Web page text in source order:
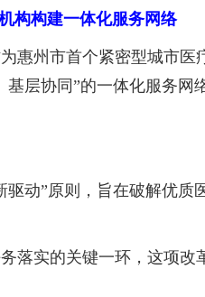
构构建一体化服务网络
州市首个紧密型城市医
层协同”的一体化服务
”原则，旨在破解优质
实的关键一环，这项改